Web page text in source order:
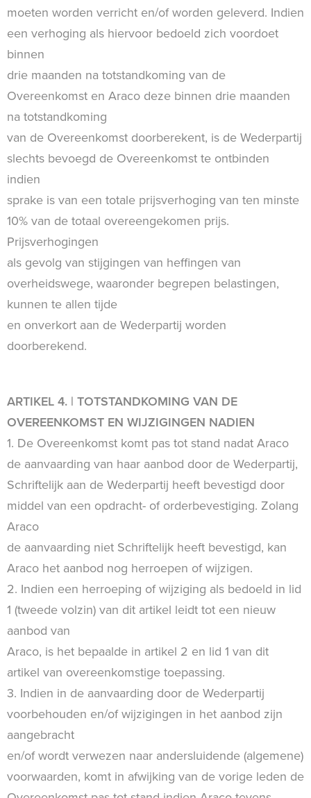
moeten worden verricht en/of worden geleverd. Indien
een verhoging als hiervoor bedoeld zich voordoet
binnen
drie maanden na totstandkoming van de
Overeenkomst en Araco deze binnen drie maanden
na totstandkoming
van de Overeenkomst doorberekent, is de Wederpartij
slechts bevoegd de Overeenkomst te ontbinden
indien
sprake is van een totale prijsverhoging van ten minste
10% van de totaal overeengekomen prijs.
Prijsverhogingen
als gevolg van stijgingen van heffingen van
overheidswege, waaronder begrepen belastingen,
kunnen te allen tijde
en onverkort aan de Wederpartij worden
doorberekend.
ARTIKEL 4. | TOTSTANDKOMING VAN DE
OVEREENKOMST EN WIJZIGINGEN NADIEN
1. De Overeenkomst komt pas tot stand nadat Araco
de aanvaarding van haar aanbod door de Wederpartij,
Schriftelijk aan de Wederpartij heeft bevestigd door
middel van een opdracht- of orderbevestiging. Zolang
Araco
de aanvaarding niet Schriftelijk heeft bevestigd, kan
Araco het aanbod nog herroepen of wijzigen.
2. Indien een herroeping of wijziging als bedoeld in lid
1 (tweede volzin) van dit artikel leidt tot een nieuw
aanbod van
Araco, is het bepaalde in artikel 2 en lid 1 van dit
artikel van overeenkomstige toepassing.
3. Indien in de aanvaarding door de Wederpartij
voorbehouden en/of wijzigingen in het aanbod zijn
aangebracht
en/of wordt verwezen naar andersluidende (algemene)
voorwaarden, komt in afwijking van de vorige leden de